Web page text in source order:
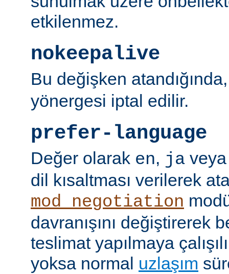
etkilenmez.
nokeepalive
Bu değişken
yönergesi iptal edilir.
prefer-language
Değer olarak en, ja
dil kısaltması verilerek
mod_negotiation
davranışını değiştirerek
teslimat yapılmaya
yoksa normal uzlaşım